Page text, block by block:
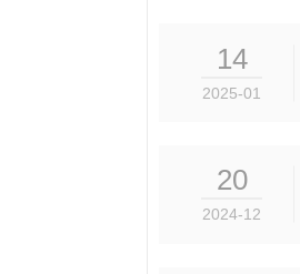
14
2025-01
20
2024-12